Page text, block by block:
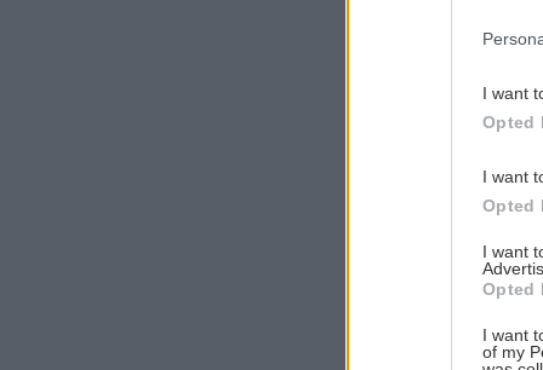
I want
Opted
I want
Opted
I want
Opted
I want
of my